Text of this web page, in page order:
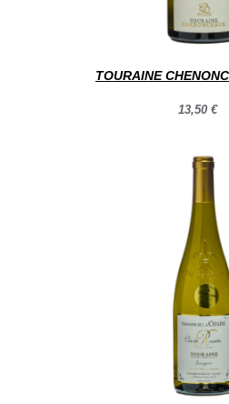
TOURAINE
13,50 €